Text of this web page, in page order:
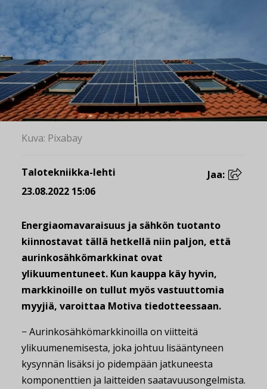
Kuva: Pixabay
Talotekniikka-lehti
23.08.2022 15:06
Jaa:
Energiaomavaraisuus ja sähkön tuotanto
kiinnostavat tällä hetkellä niin paljon, että
aurinkosähkömarkkinat ovat
ylikuumentuneet. Kun kauppa käy hyvin,
markkinoille on tullut myös vastuuttomia
myyjiä, varoittaa Motiva tiedotteessaan.
− Aurinkosähkömarkkinoilla on viitteitä
ylikuumenemisesta, joka johtuu lisääntyneen
kysynnän lisäksi jo pidempään jatkuneesta
komponenttien ja laitteiden saatavuusongelmista.